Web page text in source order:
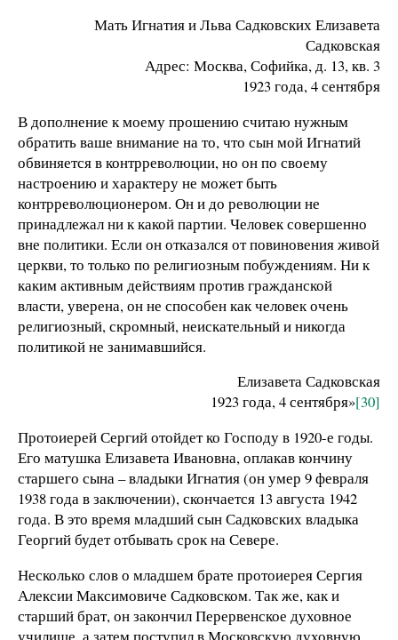
Мать Игнатия и Льва Садковских Елизавета
Садковская
Адрес: Москва, Софийка, д. 13, кв. 3
1923 года, 4 сентября
В дополнение к моему прошению считаю нужным
обратить ваше внимание на то, что сын мой Игнатий
обвиняется в контрреволюции, но он по своему
настроению и характеру не может быть
контрреволюционером. Он и до революции не
принадлежал ни к какой партии. Человек совершенно
вне политики. Если он отказался от повиновения живой
церкви, то только по религиозным побуждениям. Ни к
каким активным действиям против гражданской
власти, уверена, он не способен как человек очень
религиозный, скромный, неискательный и никогда
политикой не занимавшийся.
Елизавета Садковская
1923 года, 4 сентября»[30]
Протоиерей Сергий отойдет ко Господу в 1920-е годы.
Его матушка Елизавета Ивановна, оплакав кончину
старшего сына – владыки Игнатия (он умер 9 февраля
1938 года в заключении), скончается 13 августа 1942
года. В это время младший сын Садковских владыка
Георгий будет отбывать срок на Севере.
Несколько слов о младшем брате протоиерея Сергия
Алексии Максимовиче Садковском. Так же, как и
старший брат, он закончил Перервенское духовное